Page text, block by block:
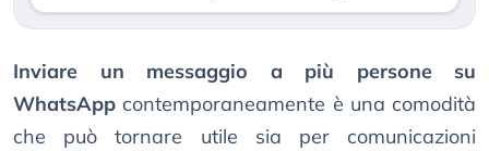
Inviare un messaggio a più persone su
WhatsApp contemporaneamente è una comodità
che può tornare utile sia per comunicazioni